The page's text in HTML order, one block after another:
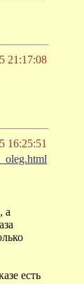
21:17:08
16:25:51
а
есть